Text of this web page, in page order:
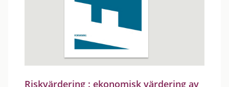
Riskvärdering : ekonomisk värdering av